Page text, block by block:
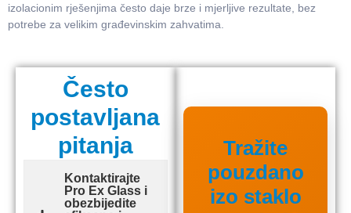
izolacionim rješenjima često daje brze i mjerljive rezultate, bez
potrebe za velikim građevinskim zahvatima.
Često
postavljana
pitanja
Kontaktirajte
Pro Ex Glass i
obezbijedite
Tražite
pouzdano
izo staklo